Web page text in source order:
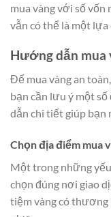
mua vàng với số vốn
vẫn có thể là một lựa
Hướng dẫn mua
Để mua vàng an
bạn cần lưu ý một
dẫn chi tiết giúp bạn
Chọn địa điểm mua
Một trong những
chọn đúng nơi giao
tiệm vàng có